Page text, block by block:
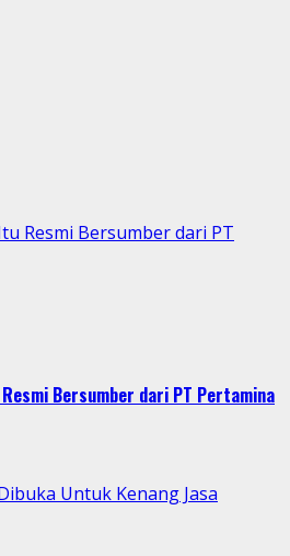
Resmi Bersumber dari PT
Bersumber dari PT Pertamina
Untuk Kenang Jasa